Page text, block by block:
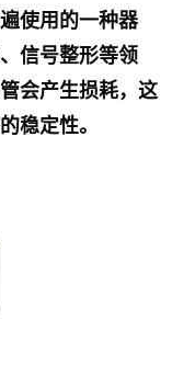
使用的一种器
信号整形等领
会产生损耗，这
稳定性。